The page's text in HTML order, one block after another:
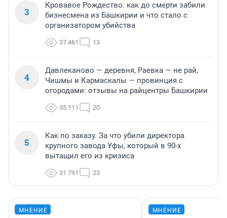
3
Кровавое Рождество: как до смерти забили
бизнесмена из Башкирии и что стало с
организатором убийства
37 461 13
4
Давлеканово — деревня, Раевка — не рай,
Чишмы и Кармаскалы — провинция с
огородами: отзывы на райцентры Башкирии
35 111 20
5
Как по заказу. За что убили директора
крупного завода Уфы, который в 90-х
вытащил его из кризиса
31 791 23
МНЕНИЕ МНЕНИЕ